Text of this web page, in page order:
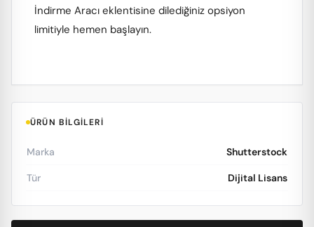
İndirme Aracı eklentisine dilediğiniz opsiyon
limitiyle hemen başlayın.
ÜRÜN BILGILERI
Marka Shutterstock
Tür Dijital Lisans